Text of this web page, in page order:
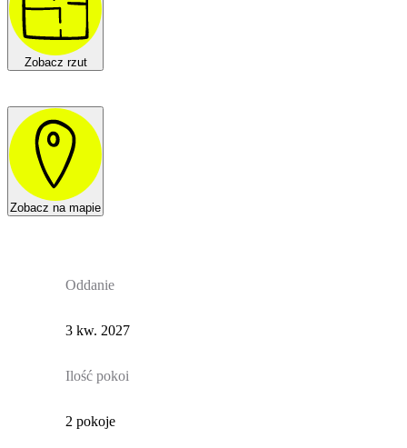
Zobacz rzut
Zobacz na mapie
Oddanie
3 kw. 2027
Ilość pokoi
2 pokoje